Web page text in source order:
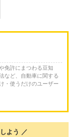
免許にまつわる豆知
など、自動車に関する
・使うだけのユーザー
よう ／